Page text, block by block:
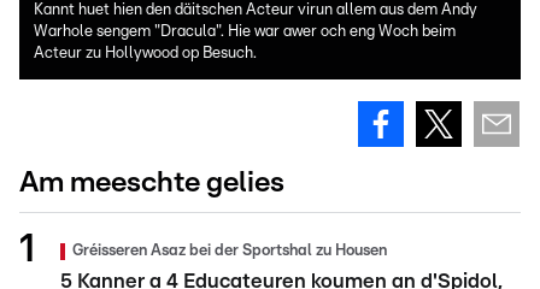
Kannt huet hien den däitschen Acteur virun allem aus dem Andy
Warhole sengem "Dracula". Hie war awer och eng Woch beim
Acteur zu Hollywood op Besuch.
Am meeschte gelies
Gréisseren Asaz bei der Sportshal zu Housen
5 Kanner a 4 Educateuren koumen an d'Spidol,